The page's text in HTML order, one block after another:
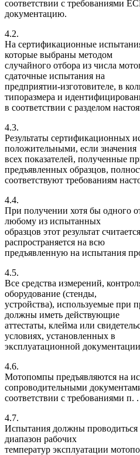
соответствии с требованиями
документацию.
4.2.
На сертификационные
которые выбраны методом
случайного отбора из числа
сдаточные испытания на
предприятии-изготовителе, в
типоразмера и
в соответствии с разделом
4.3.
Результаты сертификационных
положительными, если значения
всех показателей, полученные
предъявленных образцов,
соответствуют требованиям
4.4.
При получении хотя бы одного
любому из испытанных
образцов этот результат
распространяется на всю
предъявленную на испытания
4.5.
Все средства измерений,
оборудование (стенды,
устройства), используемые при
должны иметь действующие
аттестаты, клейма или
условиях, установленных в
эксплуатационной
4.6.
Мотопомпы предъявляются на
сопроводительными
соответствии с требованиями п. .
4.7.
Испытания должны проводиться
диапазон рабочих
температур эксплуатации